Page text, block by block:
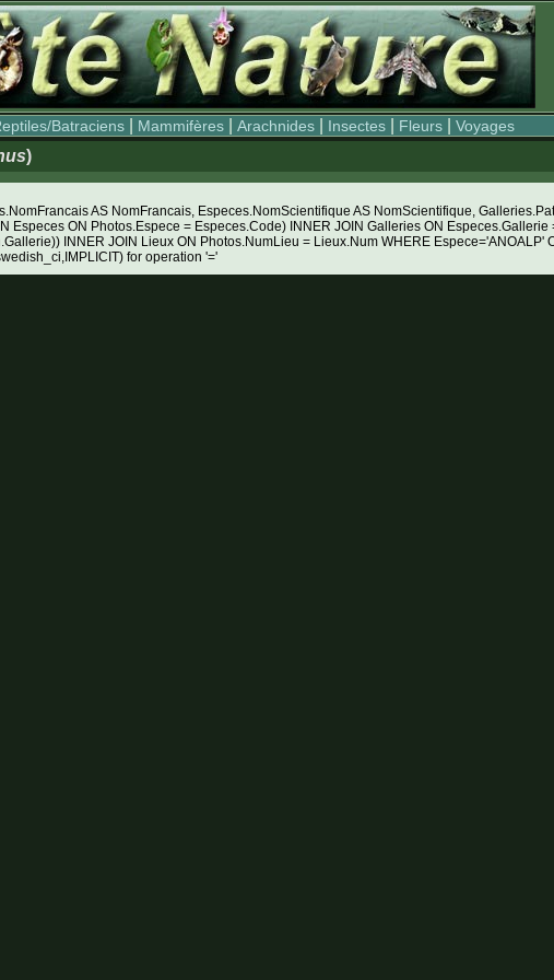
Batraciens Mammifères |Arachnides Insectes Fleurs |Voyages
)
AS NomFrancais, Especes.NomScientifique AS NomScientifique,
Especes ON Photos.Espece = Especes.Code) INNER JOIN Galleries ON
INNER JOIN Lieux ON Photos.NumLieu = Lieux.Num WHERE Espece='ANOALP'
for operation '='